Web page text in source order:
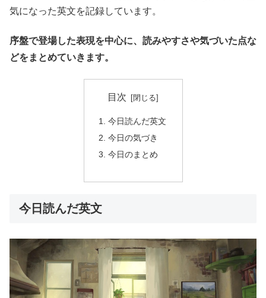
気になった英文を記録しています。
序盤で登場した表現を中心に、読みやすさや気づいた点な
どをまとめていきます。
目次
今日読んだ英文
今日の気づき
今日のまとめ
今日読んだ英文